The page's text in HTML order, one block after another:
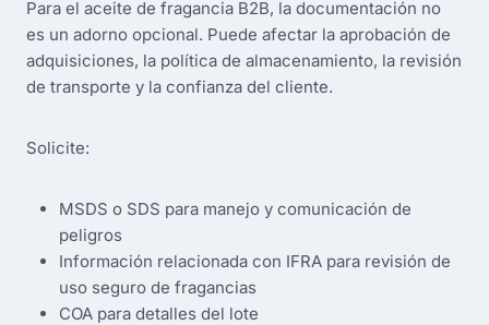
Para el aceite de fragancia B2B, la documentación no
es un adorno opcional. Puede afectar la aprobación de
adquisiciones, la política de almacenamiento, la revisión
de transporte y la confianza del cliente.
Solicite:
MSDS o SDS para manejo y comunicación de
peligros
Información relacionada con IFRA para revisión de
uso seguro de fragancias
COA para detalles del lote